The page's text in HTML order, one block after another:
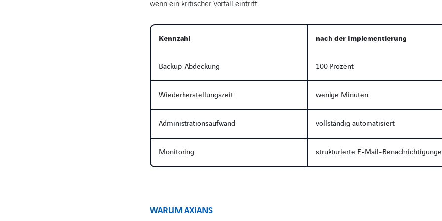
wenn ein kritischer Vorfall eintritt.
Kennzahl nach der Implementierung
Backup-Abdeckung 100 Prozent
Wiederherstellungszeit wenige Minuten
Administrationsaufwand vollständig automatisiert
Monitoring strukturierte E-Mail-
WARUM AXIANS